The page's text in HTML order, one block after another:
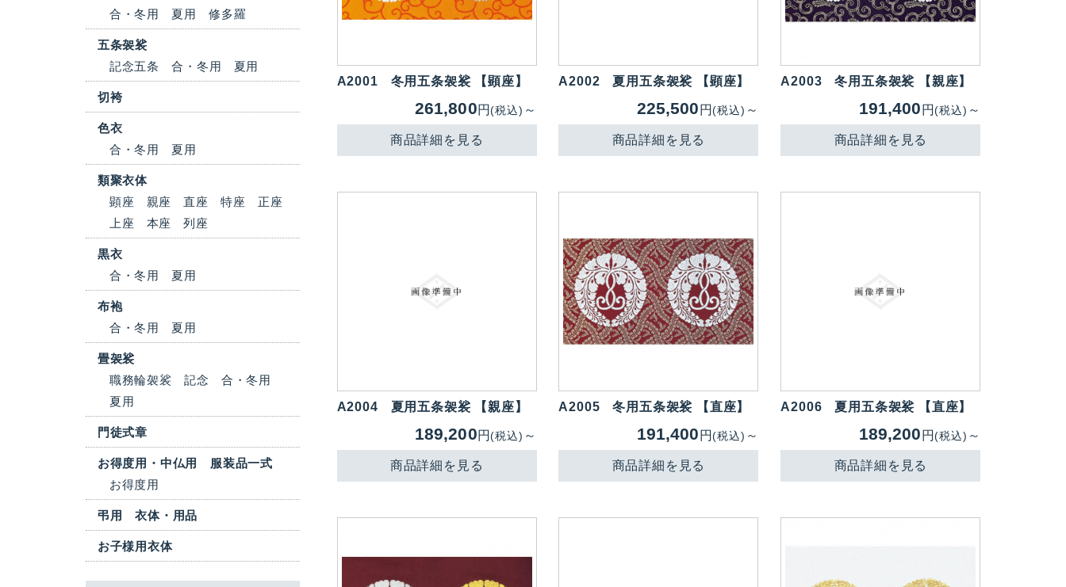
A2001 冬用五条袈裟 【顕座】
261,800円(税込) ～
商品詳細を見る
A2002 夏用五条袈裟 【顕座】
225,500 円(税込) ～
商品詳細を見る
A2003 冬用五条袈裟 【親座】
191,400 円(税込) ～
商品詳細を見る
A2004 夏用五条袈裟 【親座】
189,200円(税込) ～
商品詳細を見る
A2005 冬用五条袈裟 【直座】
191,400 円(税込) ～
商品詳細を見る
A2006 夏用五条袈裟 【直座】
189,200 円(税込) ～
商品詳細を見る
合・冬用
夏用 修多羅
五条袈裟
記念五条
合・冬用 夏用
切袴
色衣
合・冬用
夏用
類聚衣体
顕座
親座 直座 特座
正座
上座
本座 列座
黒衣
合・冬用
夏用
布袍
合・冬用
夏用
畳袈裟
職務輪袈裟
記念
合・冬用
夏用
門徒式章
お得度用・中仏用 服装品一式
お得度用
弔用 衣体・用品
お子様用衣体